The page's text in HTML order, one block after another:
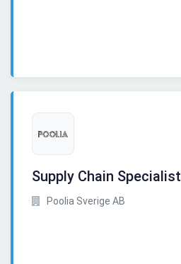
Supply Chain Specialist
Poolia Sverige AB